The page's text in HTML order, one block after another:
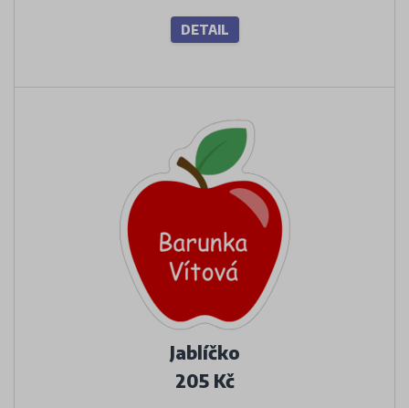
DETAIL
Jablíčko
205 Kč